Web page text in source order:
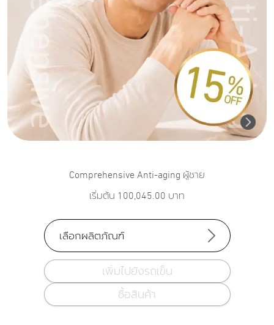
Comprehensive Anti-aging ผู้ชาย
เริ่มต้น 100,045.00 บาท
เลือกผลิตภัณฑ์
เพิ่มไปยังรถเข็น
ซื้อสินค้า